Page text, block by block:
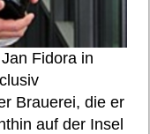
Fidora in
Brauerei, die er
auf der Insel